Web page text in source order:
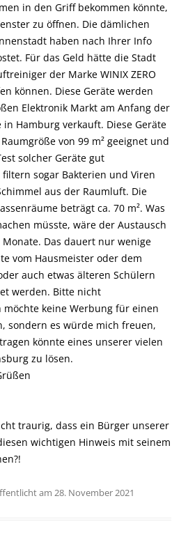
in den Griff bekommen könnte,
zu öffnen. Die dämlichen
haben nach Ihrer Info
Für das Geld hätte die Stadt
der Marke WINIX ZERO
können. Diese Geräte werden
Elektronik Markt am Anfang der
in Hamburg verkauft. Diese Geräte
von 99 m² geeignet und
solcher Geräte gut
sogar Bakterien und Viren
aus der Raumluft. Die
beträgt ca. 70 m². Was
müsste, wäre der Austausch
Das dauert nur wenige
vom Hausmeister oder dem
auch etwas älteren Schülern
werden. Bitte nicht
möchte keine Werbung für einen
sondern es würde mich freuen,
könnte eines unserer vielen
zu lösen.
traurig, dass ein Bürger unserer
wichtigen Hinweis mit seinem
am 28. November 2021